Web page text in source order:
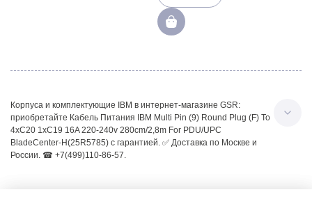
Корпуса и комплектующие IBM в интернет-магазине GSR:
приобретайте Кабель Питания IBM Multi Pin (9) Round Plug (F) To
4xC20 1xC19 16A 220-240v 280cm/2,8m For PDU/UPC
BladeCenter-H(25R5785) с гарантией. ✅ Доставка по Москве и
России. ☎ +7(499)110-86-57.